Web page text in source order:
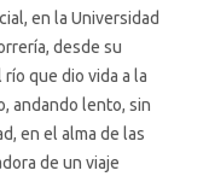
en la Universidad
desde su
que dio vida a la
andando lento, sin
en el alma de las
de un viaje